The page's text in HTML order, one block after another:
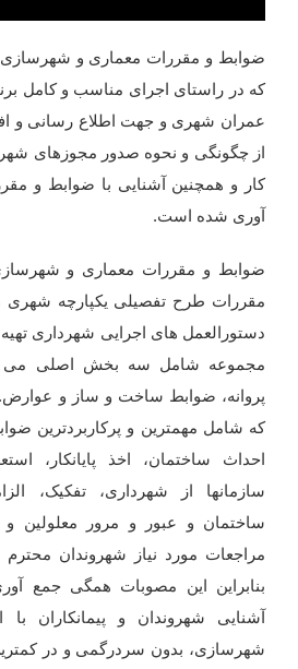
ضوابط و مقررات معماری و
که در راستای اجرای مناسب و کامل
عمران شهری و جهت اطلاع رسانی و
از چگونگی و نحوه صدور مجوزهای
کار و همچنین آشنایی با ضوابط و
آوری شده است.
ضوابط و مقررات معماری و
مقررات طرح تفصیلی یکپارچه
دستورالعمل های اجرایی شهرداری
مجموعه شامل سه بخش اصلی می
پروانه، ضوابط ساخت و ساز و
که شامل مهمترین و پرکاربردترین
احداث ساختمان، اخذ پایانکار،
سازمانها از شهرداری، تفکیک،
ساختمان و عبور و مرور معلولین و
مراجعات مورد نیاز شهروندان
بنابراین این مصوبات همگی جمع
آشنایی شهروندان و پیمانکاران
شهرسازی، بدون سردرگمی و در